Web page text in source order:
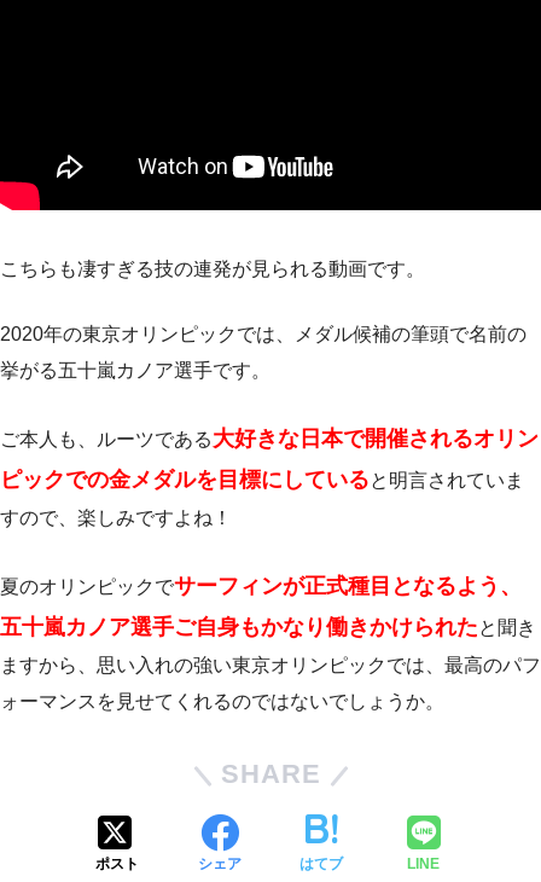
こちらも凄すぎる技の連発が見られる動画です。
2020年の東京オリンピックでは、メダル候補の筆頭で名前の
挙がる五十嵐カノア選手です。
ご本人も、ルーツである大好きな日本で開催されるオリン
ピックでの金メダルを目標にしていると明言されていま
すので、楽しみですよね！
夏のオリンピックでサーフィンが正式種目となるよう、
五十嵐カノア選手ご自身もかなり働きかけられたと聞き
ますから、思い入れの強い東京オリンピックでは、最高のパフ
ォーマンスを見せてくれるのではないでしょうか。
SHARE
ポスト シェア はてブ LINE